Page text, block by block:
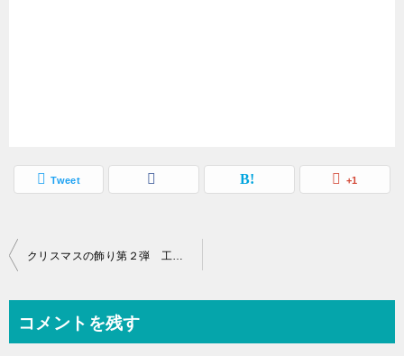
Tweet +1
投
ビ
クリスマスの飾り第２弾 工作を子供が作る立体ツリーをダウンロード
コメントを残す